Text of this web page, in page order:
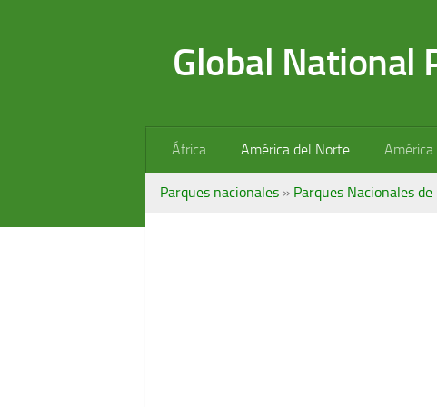
Global National
África América del Norte América
Parques nacionales » Parques Nacionales